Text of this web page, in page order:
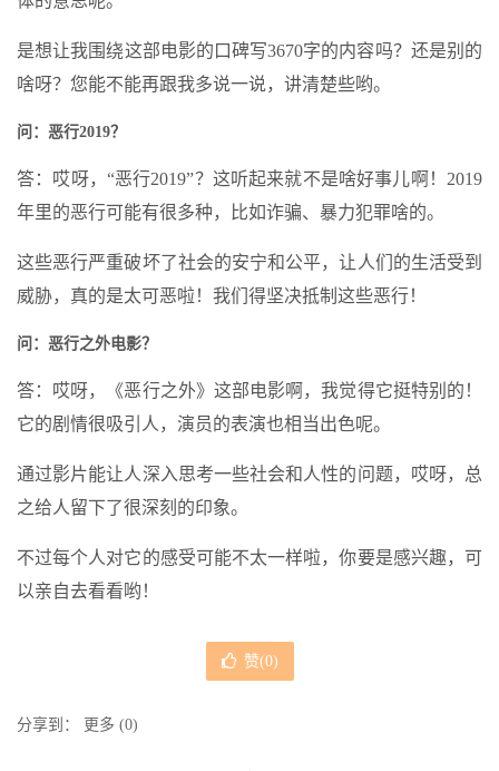
是想让我围绕这部电影的口碑写3670字的内容吗？还是别的
啥呀？您能不能再跟我多说一说，讲清楚些哟。
问：恶行2019？
答：哎呀，“恶行2019”？这听起来就不是啥好事儿啊！2019
年里的恶行可能有很多种，比如诈骗、暴力犯罪啥的。
这些恶行严重破坏了社会的安宁和公平，让人们的生活受到
威胁，真的是太可恶啦！我们得坚决抵制这些恶行！
问：恶行之外电影？
答：哎呀，《恶行之外》这部电影啊，我觉得它挺特别的！
它的剧情很吸引人，演员的表演也相当出色呢。
通过影片能让人深入思考一些社会和人性的问题，哎呀，总
之给人留下了很深刻的印象。
不过每个人对它的感受可能不太一样啦，你要是感兴趣，可
以亲自去看看哟！
赞(0)
分享到： 更多 (0)